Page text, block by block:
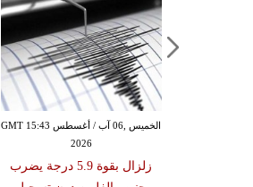
الخميس ,06 آب / أغسطس GMT 15:43
2026
زلزال بقوة 5.9 درجة يضرب